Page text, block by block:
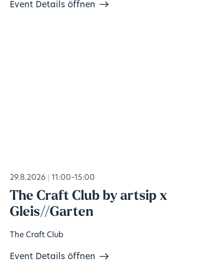
Event Details öffnen
29.8.2026 11:00–15:00
The Craft Club by artsip x
Gleis//Garten
The Craft Club
Event Details öffnen